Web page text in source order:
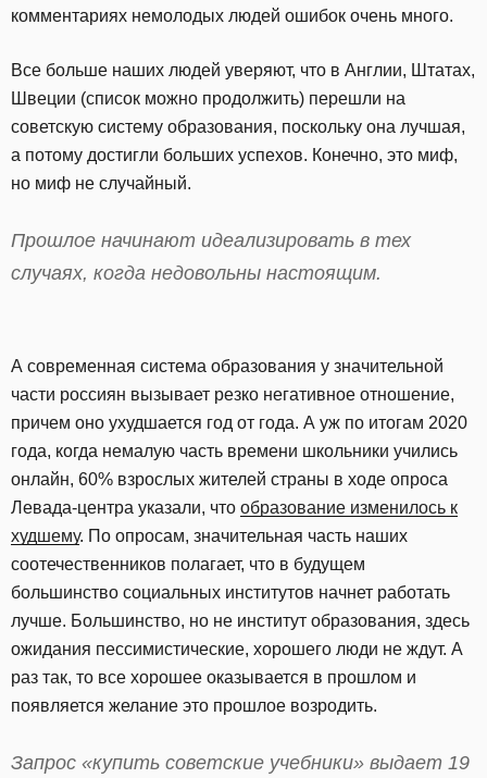
комментариях немолодых людей ошибок очень много.
Все больше наших людей уверяют, что в Англии, Штатах,
Швеции (список можно продолжить) перешли на
советскую систему образования, поскольку она лучшая,
а потому достигли больших успехов. Конечно, это миф,
но миф не случайный.
Прошлое начинают идеализировать в тех
случаях, когда недовольны настоящим.
А современная система образования у значительной
части россиян вызывает резко негативное отношение,
причем оно ухудшается год от года. А уж по итогам 2020
года, когда немалую часть времени школьники учились
онлайн, 60% взрослых жителей страны в ходе опроса
Левада-центра указали, что образование изменилось к
худшему. По опросам, значительная часть наших
соотечественников полагает, что в будущем
большинство социальных институтов начнет работать
лучше. Большинство, но не институт образования, здесь
ожидания пессимистические, хорошего люди не ждут. А
раз так, то все хорошее оказывается в прошлом и
появляется желание это прошлое возродить.
Запрос «купить советские учебники» выдает 19